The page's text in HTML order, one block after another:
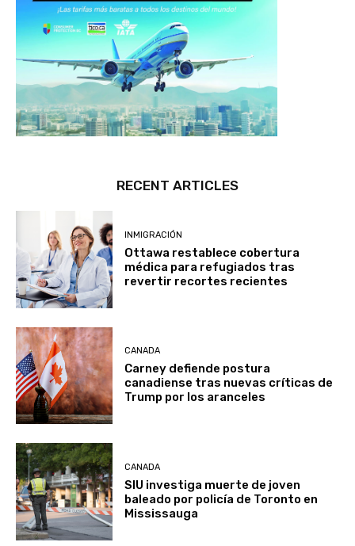
RECENT ARTICLES
INMIGRACIÓN
Ottawa restablece cobertura
médica para refugiados tras
revertir recortes recientes
CANADA
Carney defiende postura
canadiense tras nuevas críticas de
Trump por los aranceles
CANADA
SIU investiga muerte de joven
baleado por policía de Toronto en
Mississauga